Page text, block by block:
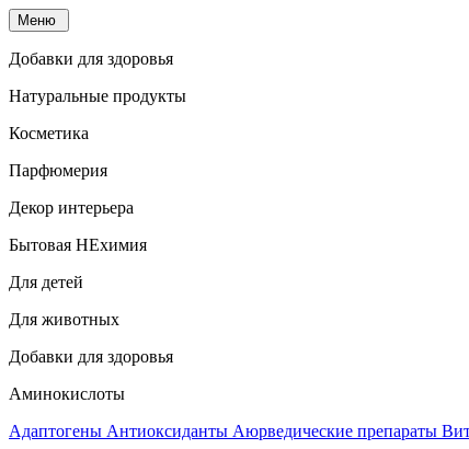
Меню
Добавки для здоровья
Натуральные продукты
Косметика
Парфюмерия
Декор интерьера
Бытовая НЕхимия
Для детей
Для животных
Добавки для здоровья
Аминокислоты
Адаптогены Антиоксиданты Аюрведические препараты